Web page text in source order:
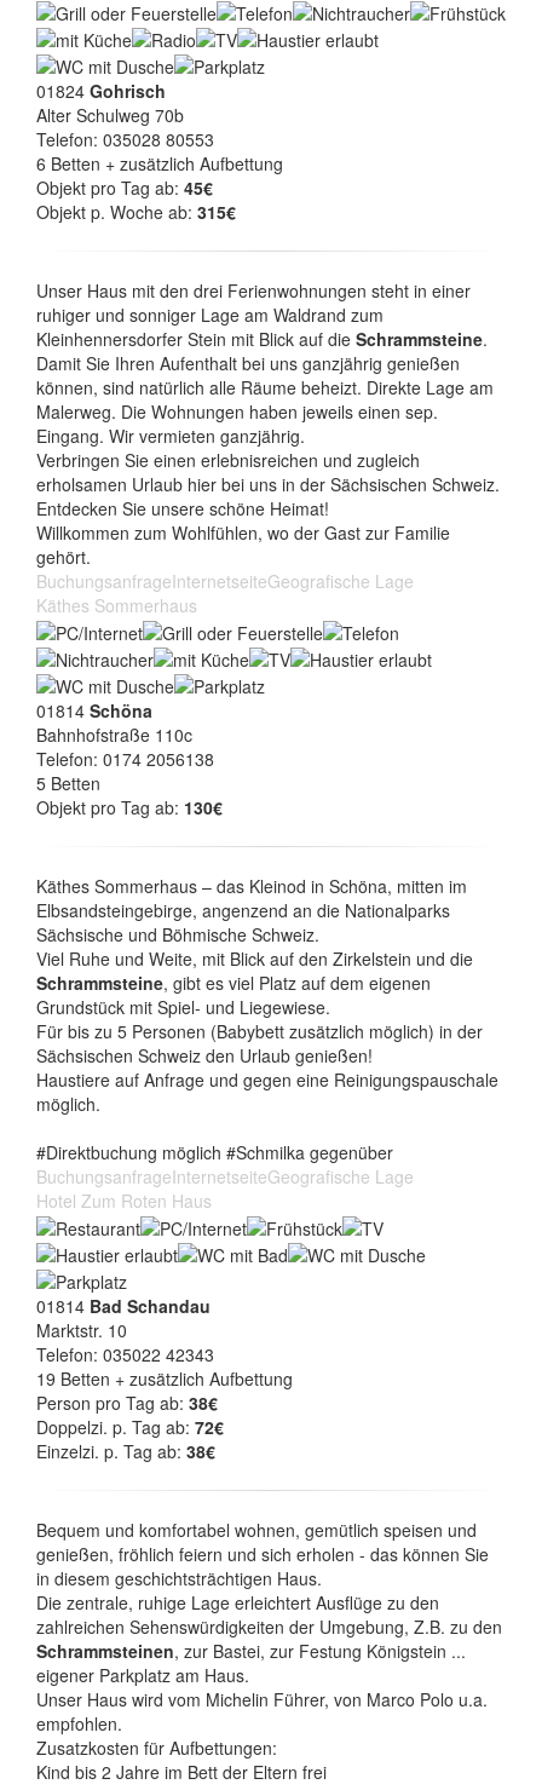
01824 Gohrisch
Alter Schulweg 70b
Telefon: 035028 80553
6 Betten + zusätzlich Aufbettung
Objekt pro Tag ab: 45€
Objekt p. Woche ab: 315€
Unser Haus mit den drei Ferienwohnungen steht in einer
ruhiger und sonniger Lage am Waldrand zum
Kleinhennersdorfer Stein mit Blick auf die Schrammsteine.
Damit Sie Ihren Aufenthalt bei uns ganzjährig genießen
können, sind natürlich alle Räume beheizt. Direkte Lage am
Malerweg. Die Wohnungen haben jeweils einen sep.
Eingang. Wir vermieten ganzjährig.
Verbringen Sie einen erlebnisreichen und zugleich
erholsamen Urlaub hier bei uns in der Sächsischen Schweiz.
Entdecken Sie unsere schöne Heimat!
Willkommen zum Wohlfühlen, wo der Gast zur Familie
gehört.
BuchungsanfrageInternetseiteGeografische Lage
Käthes Sommerhaus
01814 Schöna
Bahnhofstraße 110c
Telefon: 0174 2056138
5 Betten
Objekt pro Tag ab: 130€
Käthes Sommerhaus – das Kleinod in Schöna, mitten im
Elbsandsteingebirge, angenzend an die Nationalparks
Sächsische und Böhmische Schweiz.
Viel Ruhe und Weite, mit Blick auf den Zirkelstein und die
Schrammsteine, gibt es viel Platz auf dem eigenen
Grundstück mit Spiel- und Liegewiese.
Für bis zu 5 Personen (Babybett zusätzlich möglich) in der
Sächsischen Schweiz den Urlaub genießen!
Haustiere auf Anfrage und gegen eine Reinigungspauschale
möglich.
#Direktbuchung möglich #Schmilka gegenüber
BuchungsanfrageInternetseiteGeografische Lage
Hotel Zum Roten Haus
01814 Bad Schandau
Marktstr. 10
Telefon: 035022 42343
19 Betten + zusätzlich Aufbettung
Person pro Tag ab: 38€
Doppelzi. p. Tag ab: 72€
Einzelzi. p. Tag ab: 38€
Bequem und komfortabel wohnen, gemütlich speisen und
genießen, fröhlich feiern und sich erholen - das können Sie
in diesem geschichtsträchtigen Haus.
Die zentrale, ruhige Lage erleichtert Ausflüge zu den
zahlreichen Sehenswürdigkeiten der Umgebung, Z.B. zu den
Schrammsteinen, zur Bastei, zur Festung Königstein ...
eigener Parkplatz am Haus.
Unser Haus wird vom Michelin Führer, von Marco Polo u.a.
empfohlen.
Zusatzkosten für Aufbettungen:
Kind bis 2 Jahre im Bett der Eltern frei